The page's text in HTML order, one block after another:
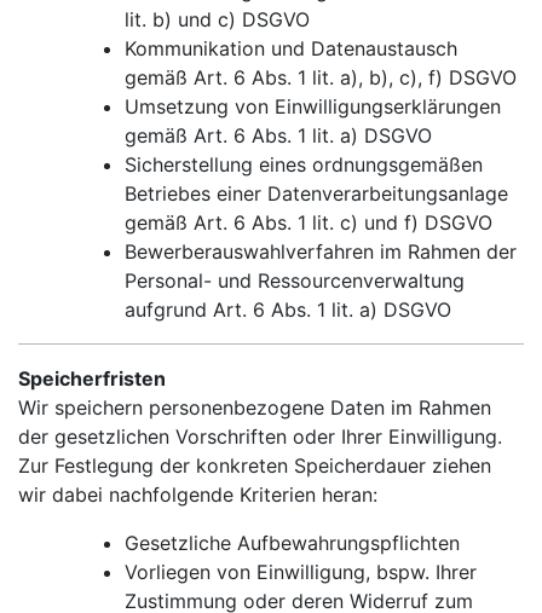
lit. b) und c) DSGVO
Kommunikation und Datenaustausch
gemäß Art. 6 Abs. 1 lit. a), b), c), f) DSGVO
Umsetzung von Einwilligungserklärungen
gemäß Art. 6 Abs. 1 lit. a) DSGVO
Sicherstellung eines ordnungsgemäßen
Betriebes einer Datenverarbeitungsanlage
gemäß Art. 6 Abs. 1 lit. c) und f) DSGVO
Bewerberauswahlverfahren im Rahmen der
Personal- und Ressourcenverwaltung
aufgrund Art. 6 Abs. 1 lit. a) DSGVO
Speicherfristen
Wir speichern personenbezogene Daten im Rahmen
der gesetzlichen Vorschriften oder Ihrer Einwilligung.
Zur Festlegung der konkreten Speicherdauer ziehen
wir dabei nachfolgende Kriterien heran:
Gesetzliche Aufbewahrungspflichten
Vorliegen von Einwilligung, bspw. Ihrer
Zustimmung oder deren Widerruf zum